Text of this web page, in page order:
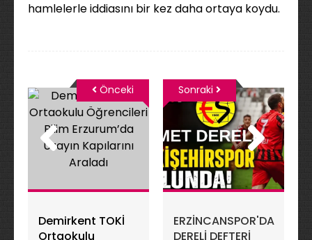
hamlelerle iddiasını bir kez daha ortaya koydu.
Demirkent TOKİ
Ortaokulu
Önceki
ERZİNCANSPOR'DA
DERELİ DEFTERİ
Sonraki